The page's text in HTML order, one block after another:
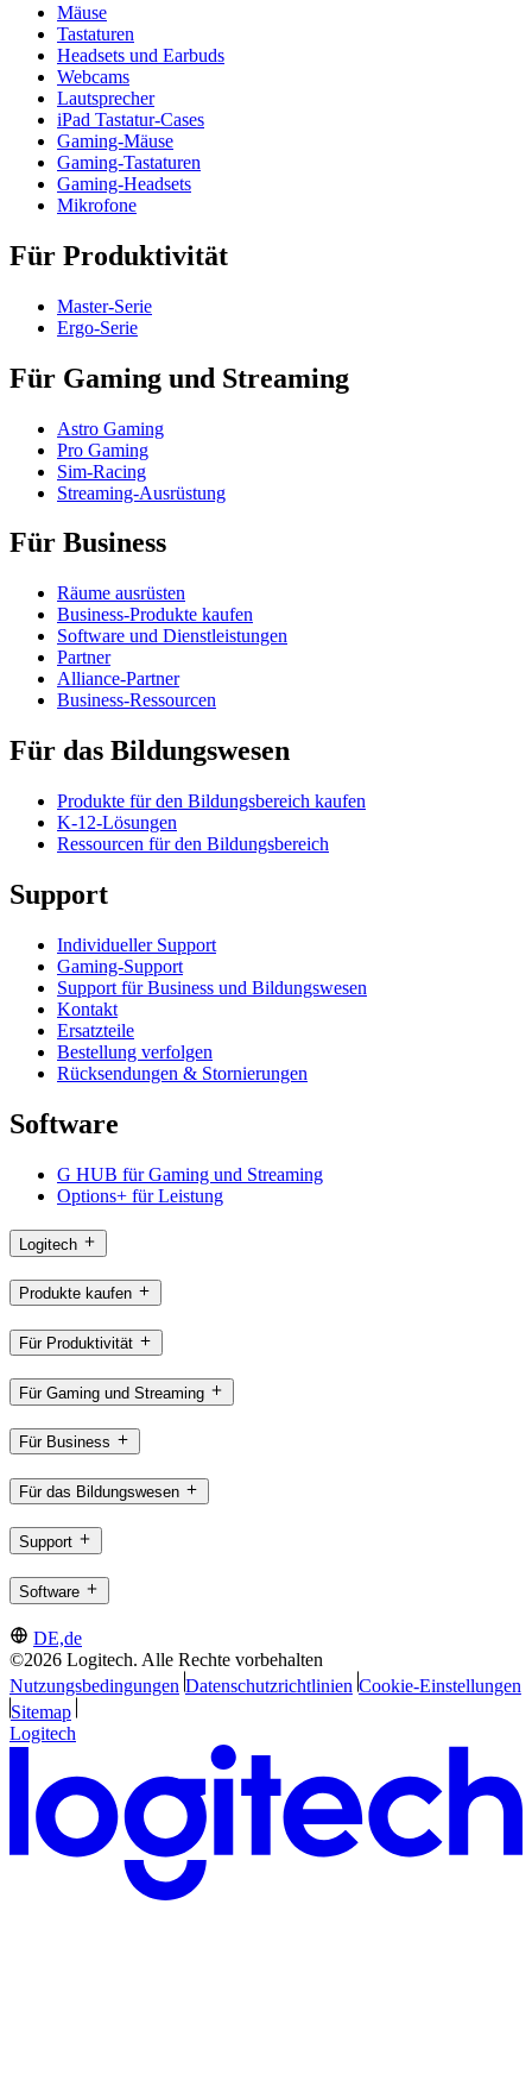
Mäuse
Tastaturen
Headsets und Earbuds
Webcams
Lautsprecher
iPad Tastatur-Cases
Gaming-Mäuse
Gaming-Tastaturen
Gaming-Headsets
Mikrofone
Für Produktivität
Master-Serie
Ergo-Serie
Für Gaming und Streaming
Astro Gaming
Pro Gaming
Sim-Racing
Streaming-Ausrüstung
Für Business
Räume ausrüsten
Business-Produkte kaufen
Software und Dienstleistungen
Partner
Alliance-Partner
Business-Ressourcen
Für das Bildungswesen
Produkte für den Bildungsbereich kaufen
K-12-Lösungen
Ressourcen für den Bildungsbereich
Support
Individueller Support
Gaming-Support
Support für Business und Bildungswesen
Kontakt
Ersatzteile
Bestellung verfolgen
Rücksendungen & Stornierungen
Software
G HUB für Gaming und Streaming
Options+ für Leistung
Logitech
Produkte kaufen
Für Produktivität
Für Gaming und Streaming
Für Business
Für das Bildungswesen
Support
Software
DE,de
©2026 Logitech. Alle Rechte vorbehalten
Nutzungsbedingungen Datenschutzrichtlinien Cookie-Einstellungen
Sitemap
Logitech